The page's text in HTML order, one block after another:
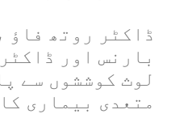
ڈاکٹر روتھ فاؤ
بارنس اور
لوث کوششوں سے
متعدی بیماری